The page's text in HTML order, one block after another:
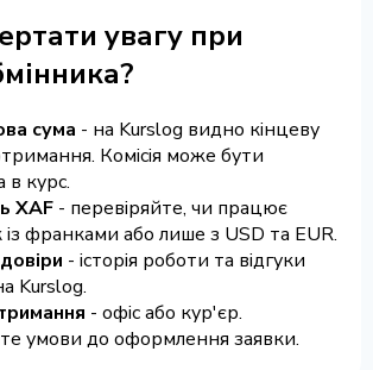
увагу при
сума - на Kurslog видно кінцеву
Комісія може бути
в курс.
XAF - перевіряйте, чи працює
із франками або лише з USD та EUR.
- історія роботи та відгуки
Kurslog.
- офіс або кур'єр.
умови до оформлення заявки.